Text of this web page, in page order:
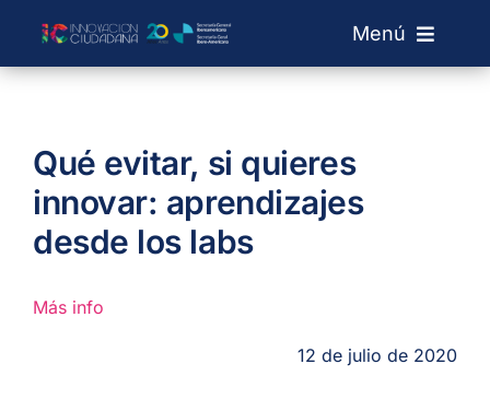
contenido
Menú
Laboratorios
Qué evitar, si quieres
innovar: aprendizajes
desde los labs
Más info
12 de julio de 2020